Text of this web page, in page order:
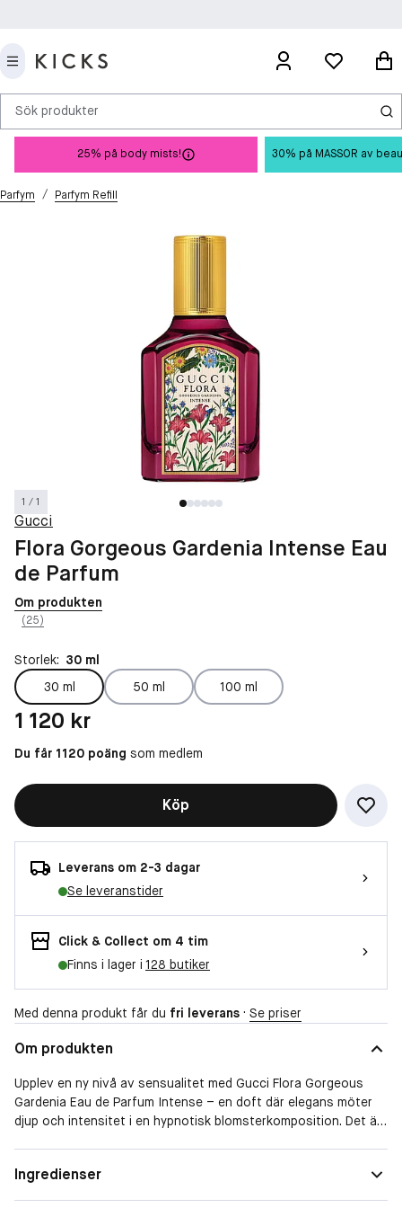
Sök produkter
25% på body mists! 30% på MASSOR av
Parfym / Parfym Refill
1 / 1
Gucci
Flora Gorgeous Gardenia Intense Eau
de Parfum
Om produkten
(25)
Storlek: 30 ml
30 ml
50 ml
100 ml
Pris: 1 120 kr
1 120 kr
Du får 1120 poäng som medlem
Köp
Leverans om 2-3 dagar
Se leveranstider
Click & Collect om 4 tim
Finns i lager i 128 butiker
Med denna produkt får du fri leverans · Se priser
Om produkten
Upplev en ny nivå av sensualitet med Gucci Flora Gorgeous
Gardenia Eau de Parfum Intense – en doft där elegans möter
djup och intensitet i en hypnotisk blomsterkomposition. Det är
sofistikering. Doften öppnar uppfriskande med italiensk
mandarinessens som väcker sinnena med sin livliga energi. I
Ingredienser